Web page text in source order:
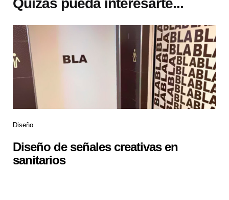
Quizás pueda interesarte...
Diseño
Diseño de señales creativas en
sanitarios